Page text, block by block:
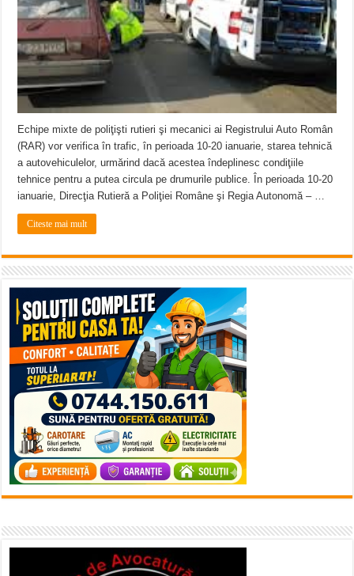
Echipe mixte de poliţişti rutieri şi mecanici ai Registrului Auto Român
(RAR) vor verifica în trafic, în perioada 10-20 ianuarie, starea tehnică
a autovehiculelor, urmărind dacă acestea îndeplinesc condiţiile
tehnice pentru a putea circula pe drumurile publice. În perioada 10-20
ianuarie, Direcţia Rutieră a Poliţiei Române şi Regia Autonomă – …
Citeste mai mult